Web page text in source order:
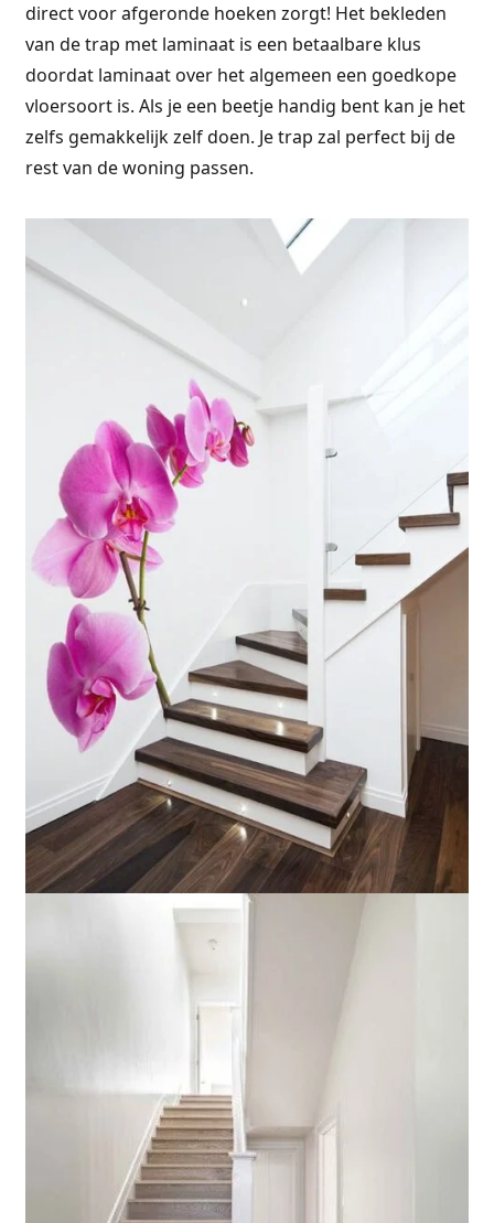
direct voor afgeronde hoeken zorgt! Het bekleden
van de trap met laminaat is een betaalbare klus
doordat laminaat over het algemeen een goedkope
vloersoort is. Als je een beetje handig bent kan je het
zelfs gemakkelijk zelf doen. Je trap zal perfect bij de
rest van de woning passen.